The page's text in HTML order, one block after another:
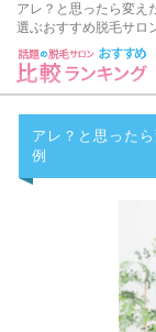
アレ？と思ったら変え
選ぶおすすめ脱毛サロ
アレ？と思った
例